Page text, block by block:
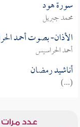
سورة هود
محمد جبريل
الأذان- بصوت أحمد
أحمد الحراسيس
أناشيد رمضان
(...)
عدد مرات